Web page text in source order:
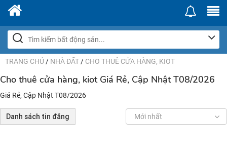
TRANG CHỦ / NHÀ ĐẤT / CHO THUÊ CỬA HÀNG, KIOT
Cho thuê cửa hàng, kiot Giá Rẻ, Cập Nhật T08/2026
Giá Rẻ, Cập Nhật T08/2026
Danh sách tin đăng Mới nhất